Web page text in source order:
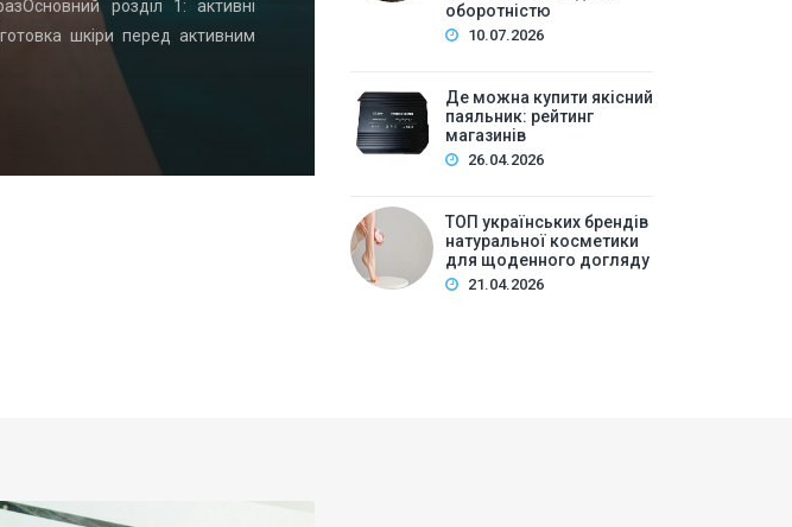
розділ 1: активні
шкіри перед активним
Зміст:Історія попиту на м\’які іграшки: від
оптової закупівлі у 2026 роціKalibri — лідер за
оборотністю
10.07.2026
Де можна купити якісний
паяльник: рейтинг
магазинів
26.04.2026
ТОП українських брендів
натуральної косметики
для щоденного догляду
21.04.2026